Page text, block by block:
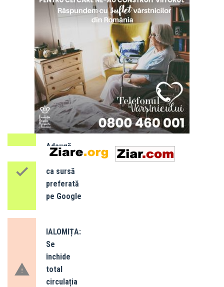
2026
SLOBOZIA:
Program
de gardă
farmacii -
luna
AUGUST
Adaugă
obiectiv.net
ca sursă
preferată
pe Google
IALOMIȚA:
Se
închide
total
circulația